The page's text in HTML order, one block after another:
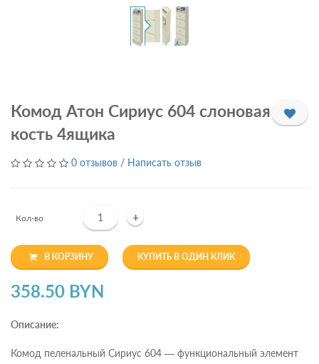
Комод Атон Сириус 604 слоновая
кость 4ящика
0 отзывов / Написать отзыв
Кол-во +
В КОРЗИНУ КУПИТЬ В ОДИН КЛИК
358.50 BYN
Описание:
Комод пеленальный Сириус 604 — функциональный элемент